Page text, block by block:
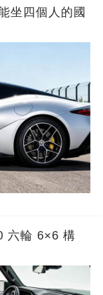
坐四個人的國
六輪 6×6 構